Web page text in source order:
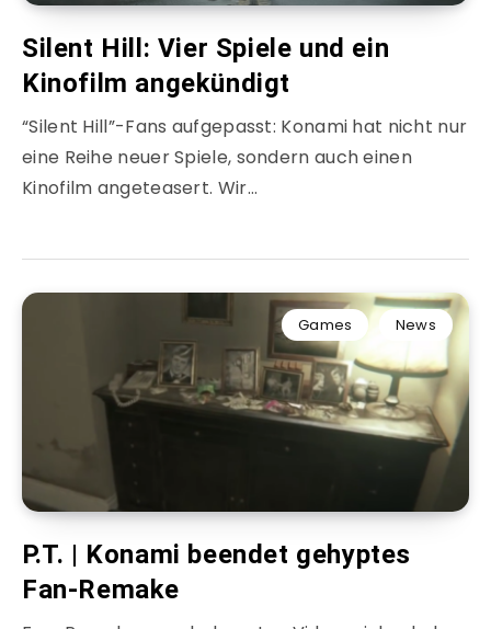
Silent Hill: Vier Spiele und ein
Kinofilm angekündigt
“Silent Hill”-Fans aufgepasst: Konami hat nicht nur
eine Reihe neuer Spiele, sondern auch einen
Kinofilm angeteasert. Wir…
Games News
P.T. | Konami beendet gehyptes
Fan-Remake